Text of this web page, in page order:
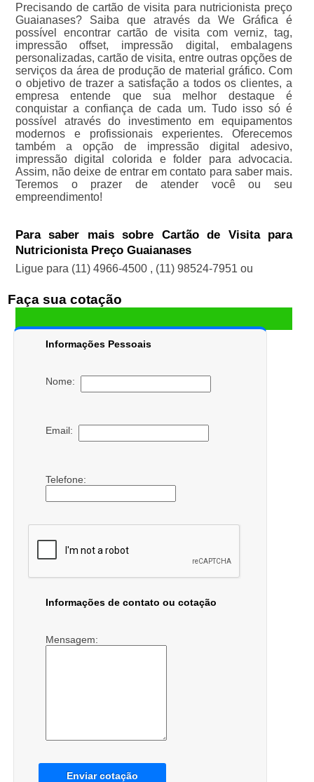
Precisando de cartão de visita para nutricionista preço
Guaianases? Saiba que através da We Gráfica é
possível encontrar cartão de visita com verniz, tag,
impressão offset, impressão digital, embalagens
personalizadas, cartão de visita, entre outras opções de
serviços da área de produção de material gráfico. Com
o objetivo de trazer a satisfação a todos os clientes, a
empresa entende que sua melhor destaque é
conquistar a confiança de cada um. Tudo isso só é
possível através do investimento em equipamentos
modernos e profissionais experientes. Oferecemos
também a opção de impressão digital adesivo,
impressão digital colorida e folder para advocacia.
Assim, não deixe de entrar em contato para saber mais.
Teremos o prazer de atender você ou seu
empreendimento!
Para saber mais sobre Cartão de Visita para
Nutricionista Preço Guaianases
Ligue para (11) 4966-4500 , (11) 98524-7951 ou
Faça sua cotação
Informações Pessoais
Nome:
Email:
Telefone:
Informações de contato ou cotação
Mensagem:
Enviar cotação